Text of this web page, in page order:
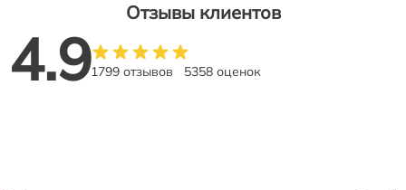
Отзывы клиентов
4.91799 отзывов 5358 оценок